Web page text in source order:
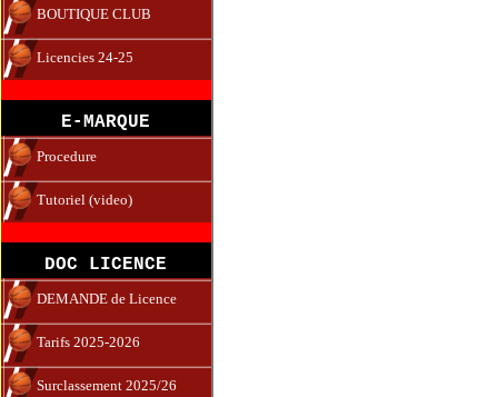
BOUTIQUE CLUB
Licencies 24-25
E-MARQUE
Procedure
Tutoriel (video)
DOC LICENCE
DEMANDE de Licence
Tarifs 2025-2026
Surclassement 2025/26